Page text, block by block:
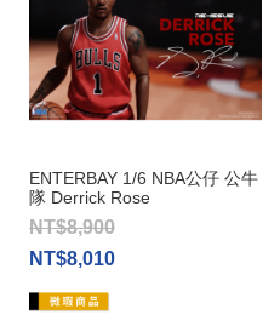
ENTERBAY 1/6 NBA公仔 公牛
隊 Derrick Rose
NT$8,900
NT$8,010